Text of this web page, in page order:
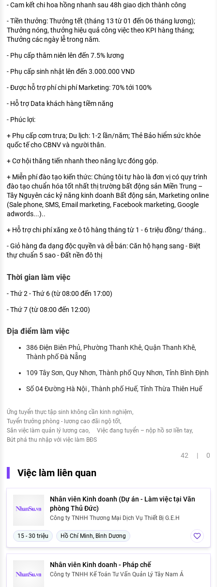
- Cam kết chi hoa hồng nhanh sau 48h giao dịch thành công
- Tiền thưởng: Thưởng tết (tháng 13 từ 01 đến 06 tháng lương);
Thưởng nóng, thưởng hiệu quả công việc theo KPI hàng tháng;
Thưởng các ngày lễ trong năm.
- Phụ cấp thâm niên lên đến 7.5% lương
- Phụ cấp sinh nhật lên đến 3.000.000 VND
- Được hỗ trợ phí chi phí Marketing: 70% tới 100%
- Hỗ trợ Data khách hàng tiềm năng
- Phúc lợi:
+ Phụ cấp cơm trưa; Du lịch: 1-2 lần/năm; Thẻ Bảo hiểm sức khỏe
quốc tế cho CBNV và người thân.
+ Cơ hội thăng tiến nhanh theo năng lực đóng góp.
+ Miễn phí đào tạo kiến thức: Chúng tôi tự hào là đơn vị có quy trình
đào tạo chuẩn hóa tốt nhất thị trường bất động sản Miền Trung –
Tây Nguyên các kỷ năng kinh doanh Bất động sản, Marketing online
(Sale phone, SMS, Email marketing, Facebook marketing, Google
adwords...)..
+ Hỗ trợ chi phí xăng xe ô tô hàng tháng từ 1 - 6 triệu đồng/ tháng..
- Giỏ hàng đa dạng độc quyền và dễ bán: Căn hộ hạng sang - Biệt
thự chuẩn 5 sao - Đất nền đô thị
Thời gian làm việc
- Thứ 2 - Thứ 6 (từ 08:00 đến 17:00)
- Thứ 7 (từ 08:00 đến 12:00)
Địa điểm làm việc
386 Điện Biên Phủ, Phường Thanh Khê, Quận Thanh Khê,
Thành phố Đà Nẵng
109 Tây Sơn, Quy Nhơn, Thành phố Quy Nhơn, Tỉnh Bình Định
Số 04 Đường Hà Nội , Thành phố Huế, Tỉnh Thừa Thiên Huế
Ứng tuyển thực tập sinh không cần kinh nghiệm
Tuyển trưởng phòng - lương cao đãi ngộ tốt
Săn việc làm quản lý lương cao
Việc đang tuyển – nộp hồ sơ liền tay
Bứt phá thu nhập với việc làm BĐS
42 | 0
Việc làm liên quan
Nhân viên Kinh doanh (Dự án - Làm việc tại Văn
phòng Thủ Đức)
Công ty TNHH Thương Mại Dịch Vụ Thiết Bị G.E.H
15 - 30 triệu Hồ Chí Minh, Bình Dương
Nhân viên Kinh doanh - Pháp chế
Công ty TNHH Kế Toán Tư Vấn Quản Lý Tây Nam Á